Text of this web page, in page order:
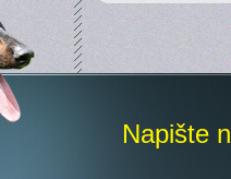
Napište